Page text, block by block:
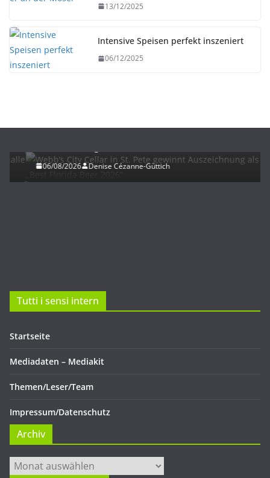
13/12/2025
Intensive Speisen perfekt inszeniert
06/12/2025
06/08/2026 Denise Cézanne-Güttich
Tutti i sensi intern
Startseite
Mediadaten – Mediakit
Themen/Leser/Team
Impressum/Datenschutz
Archiv
Archiv